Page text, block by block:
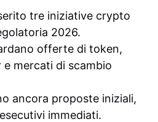
tre iniziative crypto
2026.
offerte di token,
e mercati di scambio
ancora proposte iniziali,
immediati.